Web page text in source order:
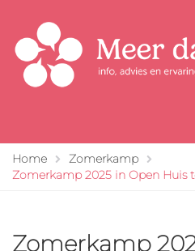
Home
Zomerkamp
Zomerkamp 2025 in Open Huis
Zomerkamp